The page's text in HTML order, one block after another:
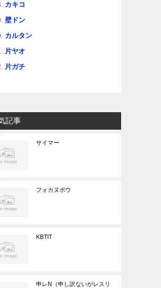
カキコ
壁ドン
カルタン
片ヤオ
片ガチ
記事
サイマー
フォカヌポウ
KBTIT
申レN（申し訳ないがレスリ